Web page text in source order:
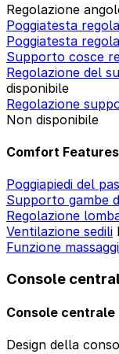
Regolazione
Poggiatesta
Poggiatesta
Supporto cosce
Regolazione del
disponibile
Regolazione
Non disponibile
Comfort Features
Poggiapiedi del
Supporto gambe
Regolazione
Ventilazione sedili
Funzione
Console
Console centrale
Design della